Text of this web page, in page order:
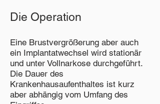
Die Operation
Eine Brustvergrößerung aber auch
ein Implantatwechsel wird stationär
und unter Vollnarkose durchgeführt.
Die Dauer des
Krankenhausaufenthaltes ist kurz
aber abhängig vom Umfang des